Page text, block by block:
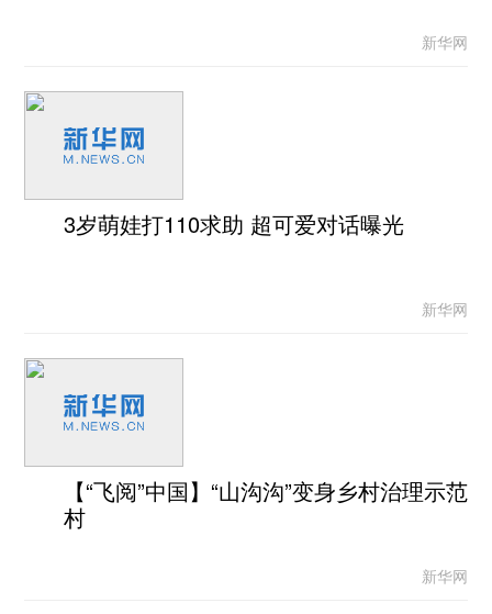
新华网
3岁萌娃打110求助 超可爱对话曝光
新华网
【“飞阅”中国】“山沟沟”变身乡村治理示范
村
新华网